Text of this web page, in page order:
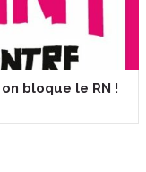
bloque le RN !